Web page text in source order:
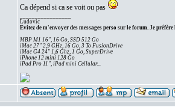
Ca dépend si ca se voit ou pas
Ludovic
Evitez de m'envoyer des messages perso sur le forum. Je préfère
MBP M1 16", 16 Go, SSD 512 Go
iMac 27" 2,9 GHz, 16 Go, 3 To FusionDrive
iMac G4 24" 1,6 Ghz, 1 Go, SuperDrive
iPhone 12 mini 128 Go
iPad Pro 11", iPad mini Cellular...